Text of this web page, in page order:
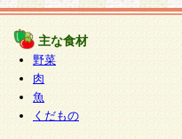
主な食材
野菜
肉
魚
くだもの